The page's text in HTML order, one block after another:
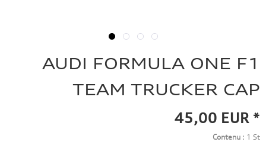
AUDI FORMULA ONE F1
TEAM TRUCKER CAP
45,00 EUR *
Contenu : 1 St